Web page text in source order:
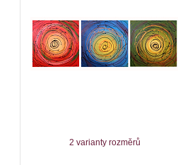
2 varianty rozměrů